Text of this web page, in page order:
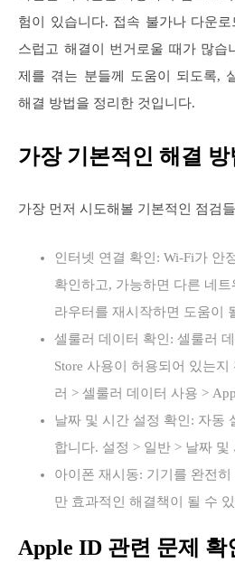
험이 있습니다. 접속 불가나 다운
스럽고 해결이 번거로울 때가 많습
제를 겪는 분들께 도움이 되도록,
해결 방법을 정리한 것입니다.
가장 기본적인 해결 방
가장 먼저 시도해볼 기본적인 점검
인터넷 연결 확인: Wi-Fi가 안
확인하고, 가능하면 다른 네
라우터를 재시작하면 도움이
셀룰러 데이터 확인: 셀룰러
Store 사용이 허용되어 있는
러 > 셀룰러 데이터 사용 >
날짜 및 시간 설정 확인: 자동
합니다. 설정 > 일반 > 날짜
아이폰 재시동: 기기를 완전히
만 효과적인 해결책이 될 수
Apple ID 관련 문제 확